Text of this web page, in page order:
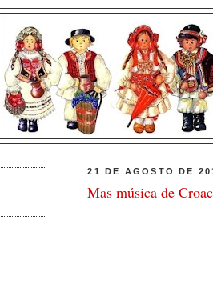
21 DE AGOSTO DE
Mas música de